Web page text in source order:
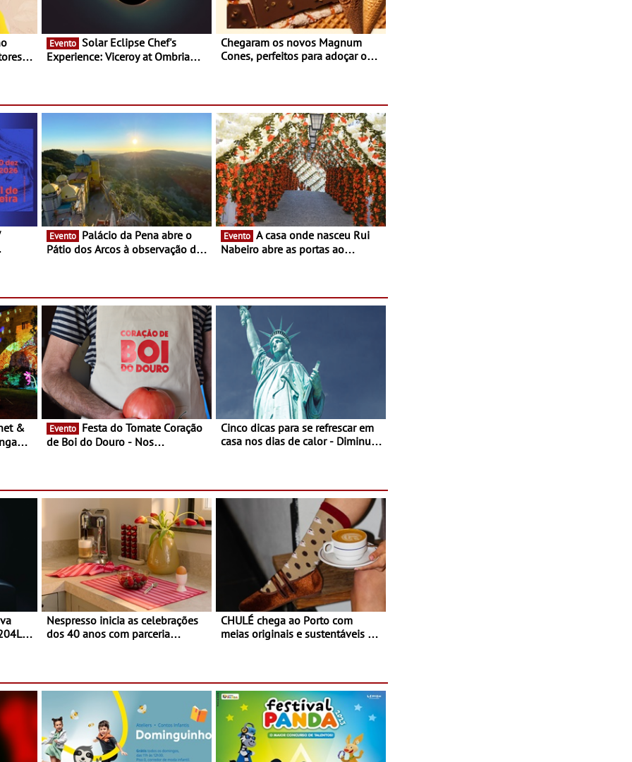
Evento
Experience: Viceroy at Ombria
Chegaram os novos Magnum
Cones, perfeitos para adoçar o
Evento
Pátio dos Arcos à observação do
Evento
Nabeiro abre as portas ao
Evento
de Boi do Douro - Nos
Cinco dicas para se refrescar em
casa nos dias de calor - Diminuir
Nespresso inicia as celebrações
dos 40 anos com parceria
Torres Novas
CHULÉ chega ao Porto com
meias originais e sustentáveis - A